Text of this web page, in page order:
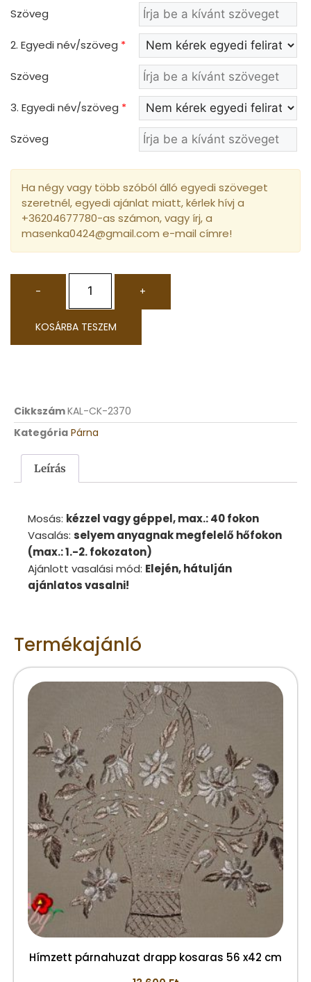
Szöveg
2. Egyedi név/szöveg *
Szöveg
3. Egyedi név/szöveg *
Szöveg
Ha négy vagy több szóból álló egyedi szöveget
szeretnél, egyedi ajánlat miatt, kérlek hívj a
+36204677780-as számon, vagy írj, a
masenka0424@gmail.com e-mail címre!
- +
KOSÁRBA TESZEM
CikkszámKAL-CK-2370
Kategória Párna
Leírás
Mosás: kézzel vagy géppel, max.: 40 fokon
Vasalás: selyem anyagnak megfelelő hőfokon
(max.: 1.-2. fokozaton)
Ajánlott vasalási mód: Elején, hátulján
ajánlatos vasalni!
Termékajánló
Hímzett párnahuzat drapp kosaras 56 x42 cm